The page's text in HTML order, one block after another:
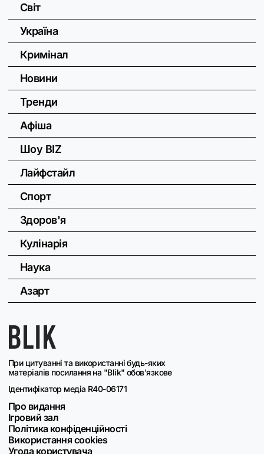
При цитуванні та використанні будь-яких
матеріалів посилання на "Blik" обов'язкове
Ідентифікатор медіа R40-06171
Про видання
Ігровий зал
Політика конфіденційності
Використання cookies
Угода користувача
Світ
Україна
Кримінал
Новини
Тренди
Афіша
Шоу BIZ
Лайфстайл
Спорт
Здоров'я
Кулінарія
Наука
Азарт